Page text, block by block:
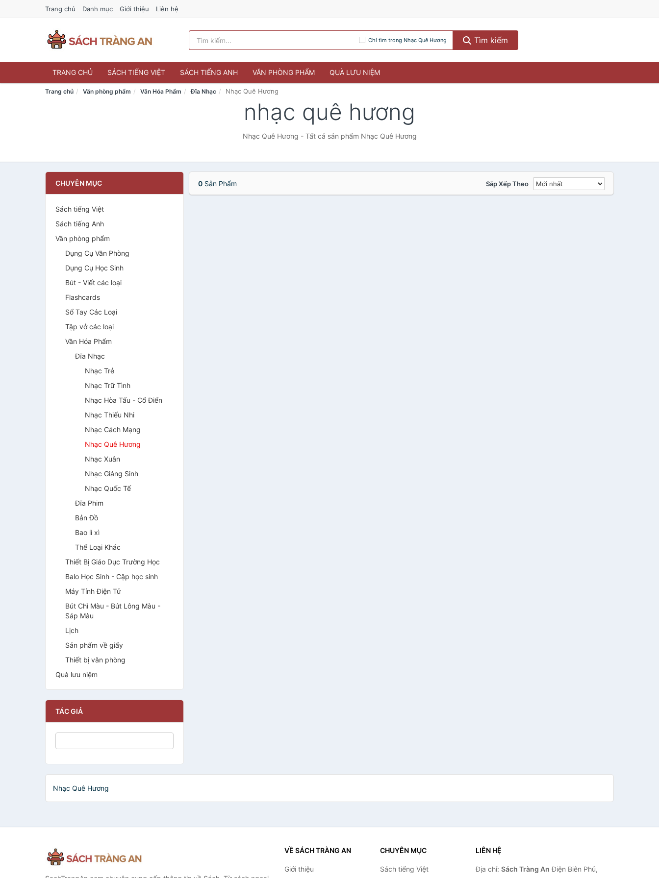
Trang chủ Danh mục Giới thiệu Liên hệ
Chỉ tìm trong Nhạc Quê Hương Tìm kiếm
TRANG CHỦ SÁCH TIẾNG VIỆT SÁCH TIẾNG ANH VĂN PHÒNG PHẨM QUÀ LƯU NIỆM
Trang chủ Văn phòng phẩm Văn Hóa Phẩm Đĩa Nhạc Nhạc Quê Hương
nhạc quê hương
Nhạc Quê Hương - Tất cả sản phẩm Nhạc Quê Hương
CHUYÊN MỤC
Sách tiếng Việt
Sách tiếng Anh
Văn phòng phẩm
Dụng Cụ Văn Phòng
Dụng Cụ Học Sinh
Bút - Viết các loại
Flashcards
Sổ Tay Các Loại
Tập vở các loại
Văn Hóa Phẩm
Đĩa Nhạc
Nhạc Trẻ
Nhạc Trữ Tình
Nhạc Hòa Tấu - Cổ Điển
Nhạc Thiếu Nhi
Nhạc Cách Mạng
Nhạc Quê Hương
Nhạc Xuân
Nhạc Giáng Sinh
Nhạc Quốc Tế
Đĩa Phim
Bản Đồ
Bao lì xì
Thể Loại Khác
Thiết Bị Giáo Dục Trường Học
Balo Học Sinh - Cặp học sinh
Máy Tính Điện Tử
Bút Chì Màu - Bút Lông Màu -
Sáp Màu
Lịch
Sản phẩm về giấy
Thiết bị văn phòng
Quà lưu niệm
TÁC GIẢ
0Sản Phẩm Sắp Xếp Theo
Nhạc Quê Hương
VỀ SÁCH TRÀNG AN
Giới thiệu
CHUYÊN MỤC
Sách tiếng Việt
LIÊN HỆ
Địa chỉ: Sách Tràng An Điện Biên Phủ,